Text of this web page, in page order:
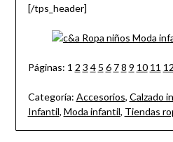
[/tps_header]
Páginas: 1 2 3 4 5 6 7 8 9 10 11 12
Categoría: Accesorios, Calzado
Infantil, Moda infantil, Tiendas